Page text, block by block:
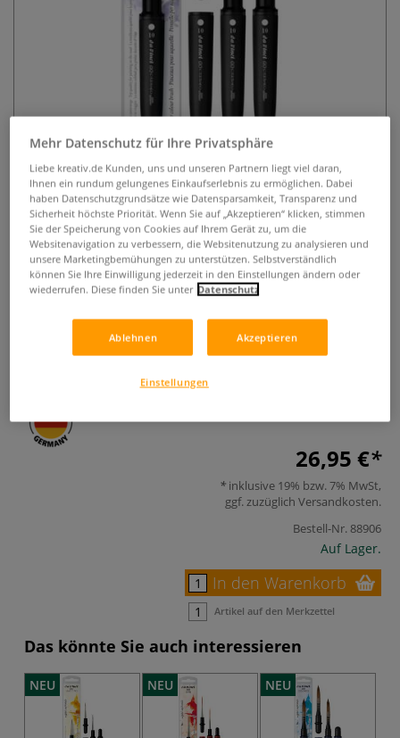
da Vinci GO CASANEO Reise-
Aquarellpinsel, flach, Serie 8898
0 Bewertungen
Reise-Aquarellpinsel mit extraweichen Synthetikfasern.
Hohe Farbaufnahme, elastisch und vegan. Mit Klicksystem
zum Schutz der Spitze – ideal für Urban Sketching und
unterwegs.
Mehr
26,95 €
inklusive 19% bzw. 7% MwSt,
ggf. zuzüglich Versandkosten.
Bestell-Nr. 88906
Auf Lager.
In den Warenkorb
Artikel auf den Merkzettel
Das könnte Sie auch interessieren
NEU NEU NEU
Mehr Datenschutz für Ihre Privatsphäre
Liebe kreativ.de Kunden, uns und unseren Partnern liegt viel daran,
Ihnen ein rundum gelungenes Einkaufserlebnis zu ermöglichen. Dabei
haben Datenschutzgrundsätze wie Datensparsamkeit, Transparenz und
Sicherheit höchste Priorität. Wenn Sie auf „Akzeptieren“ klicken, stimmen
Sie der Speicherung von Cookies auf Ihrem Gerät zu, um die
Websitenavigation zu verbessern, die Websitenutzung zu analysieren und
unsere Marketingbemühungen zu unterstützen. Selbstverständlich
können Sie Ihre Einwilligung jederzeit in den Einstellungen ändern oder
wiederrufen. Diese finden Sie unter Datenschutz
Ablehnen Akzeptieren
Einstellungen